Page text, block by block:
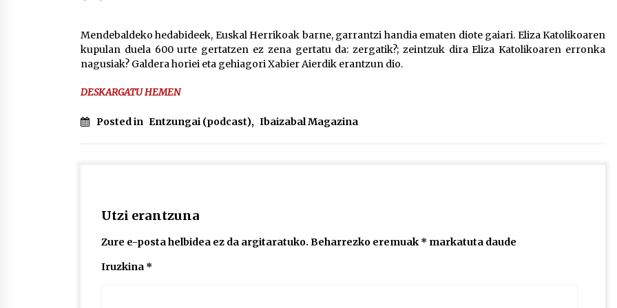
POTTO: San Pedro jaietako bertso-
saioa
Larunbatean Plentziako Itsas
Auritz Iñurrietaren margoak
ikusgai Uribitarte40 aretoan
Mendebaldeko hedabideek, Euskal Herrikoak barne, garrantzi handia ematen diote gaiari. Eliza Katolikoaren
kupulan duela 600 urte gertatzen ez zena gertatu da: zergatik?; zeintzuk dira Eliza Katolikoaren erronka
nagusiak? Galdera horiei eta gehiagori Xabier Aierdik erantzun dio.
DESKARGATU HEMEN
Posted in Entzungai (podcast), Ibaizabal Magazina
Utzi erantzuna
Zure e-posta helbidea ez da argitaratuko. Beharrezko eremuak * markatuta daude
Iruzkina *